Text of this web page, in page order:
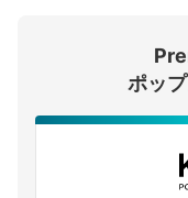
ポッ